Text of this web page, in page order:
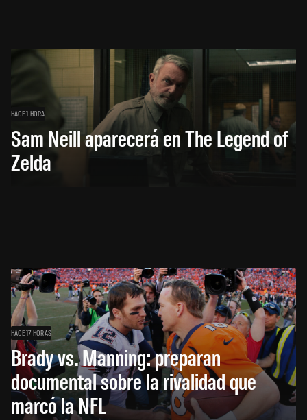
HACE 1 HORA
Sam Neill aparecerá en The Legend of
Zelda
HACE 17 HORAS
Brady vs. Manning: preparan
documental sobre la rivalidad que
marcó la NFL